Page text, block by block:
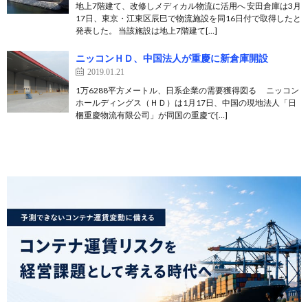
地上7階建て、改修しメディカル物流に活用へ 安田倉庫は3月
17日、東京・江東区辰巳で物流施設を同16日付で取得したと
発表した。 当該施設は地上7階建て[…]
ニッコンＨＤ、中国法人が重慶に新倉庫開設
2019.01.21
1万6288平方メートル、日系企業の需要獲得図る ニッコン
ホールディングス（ＨＤ）は1月17日、中国の現地法人「日
梱重慶物流有限公司」が同国の重慶で[…]